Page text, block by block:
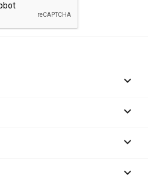



keyboard_arrow_down